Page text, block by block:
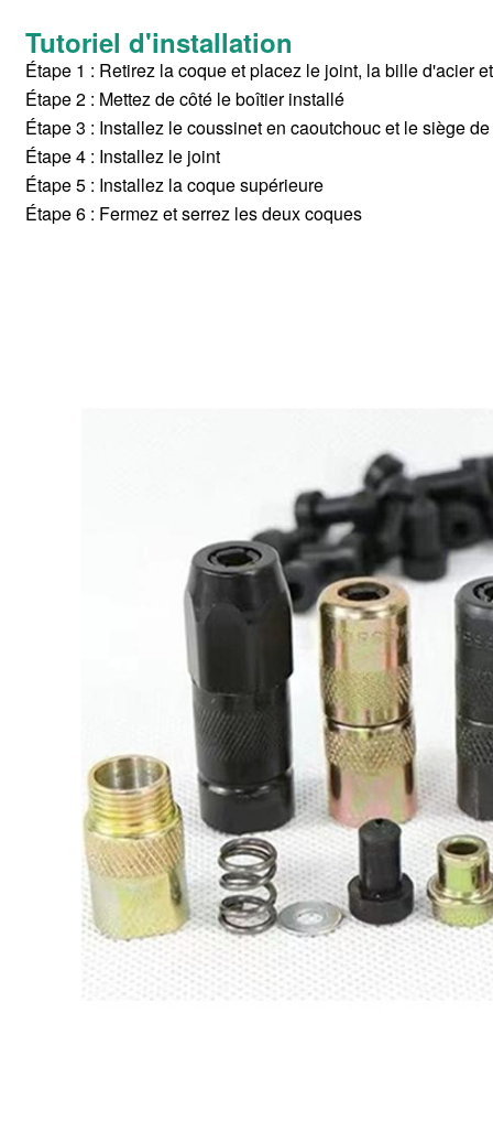
Tutoriel d'installation
Étape 1 : Retirez la coque et placez le joint, la bille d'acier
Étape 2 : Mettez de côté le boîtier installé
Étape 3 : Installez le coussinet en caoutchouc et le siège
Étape 4 : Installez le joint
Étape 5 : Installez la coque supérieure
Étape 6 : Fermez et serrez les deux coques